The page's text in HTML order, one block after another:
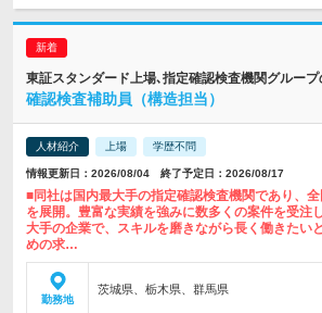
東証スタンダード上場､指定確認検査機関グルー
確認検査補助員（構造担当）
人材紹介 上場 学歴不問
情報更新日：2026/08/04 終了予定日：2026/08/17
■同社は国内最大手の指定確認検査機関であり、
を展開。豊富な実績を強みに数多くの案件を受注
大手の企業で、スキルを磨きながら長く働きたい
めの求…
勤務地
茨城県、栃木県、群馬県